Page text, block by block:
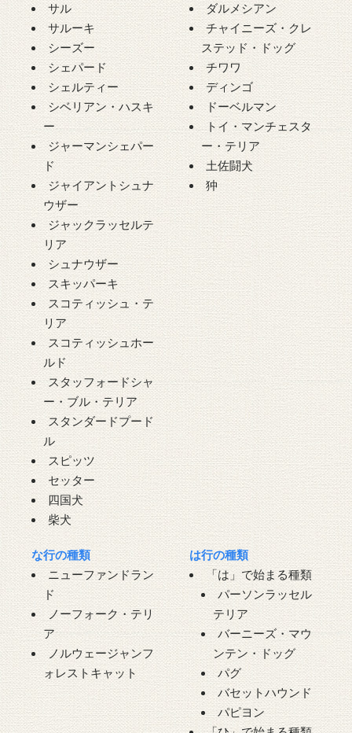
サル
サルーキ
シーズー
シェパード
シェルティー
シベリアン・ハスキ
ー
ジャーマンシェパー
ド
ジャイアントシュナ
ウザー
ジャックラッセルテ
リア
シュナウザー
スキッパーキ
スコティッシュ・テ
リア
スコティッシュホー
ルド
スタッフォードシャ
ー・ブル・テリア
スタンダードプード
ル
スピッツ
セッター
四国犬
柴犬
ダルメシアン
チャイニーズ・クレ
ステッド・ドッグ
チワワ
ディンゴ
ドーベルマン
トイ・マンチェスタ
ー・テリア
土佐闘犬
狆
な行の種類
ニューファンドラン
ド
ノーフォーク・テリ
ア
ノルウェージャンフ
ォレストキャット
は行の種類
「は」で始まる種類
パーソンラッセル
テリア
バーニーズ・マウ
ンテン・ドッグ
パグ
バセットハウンド
パピヨン